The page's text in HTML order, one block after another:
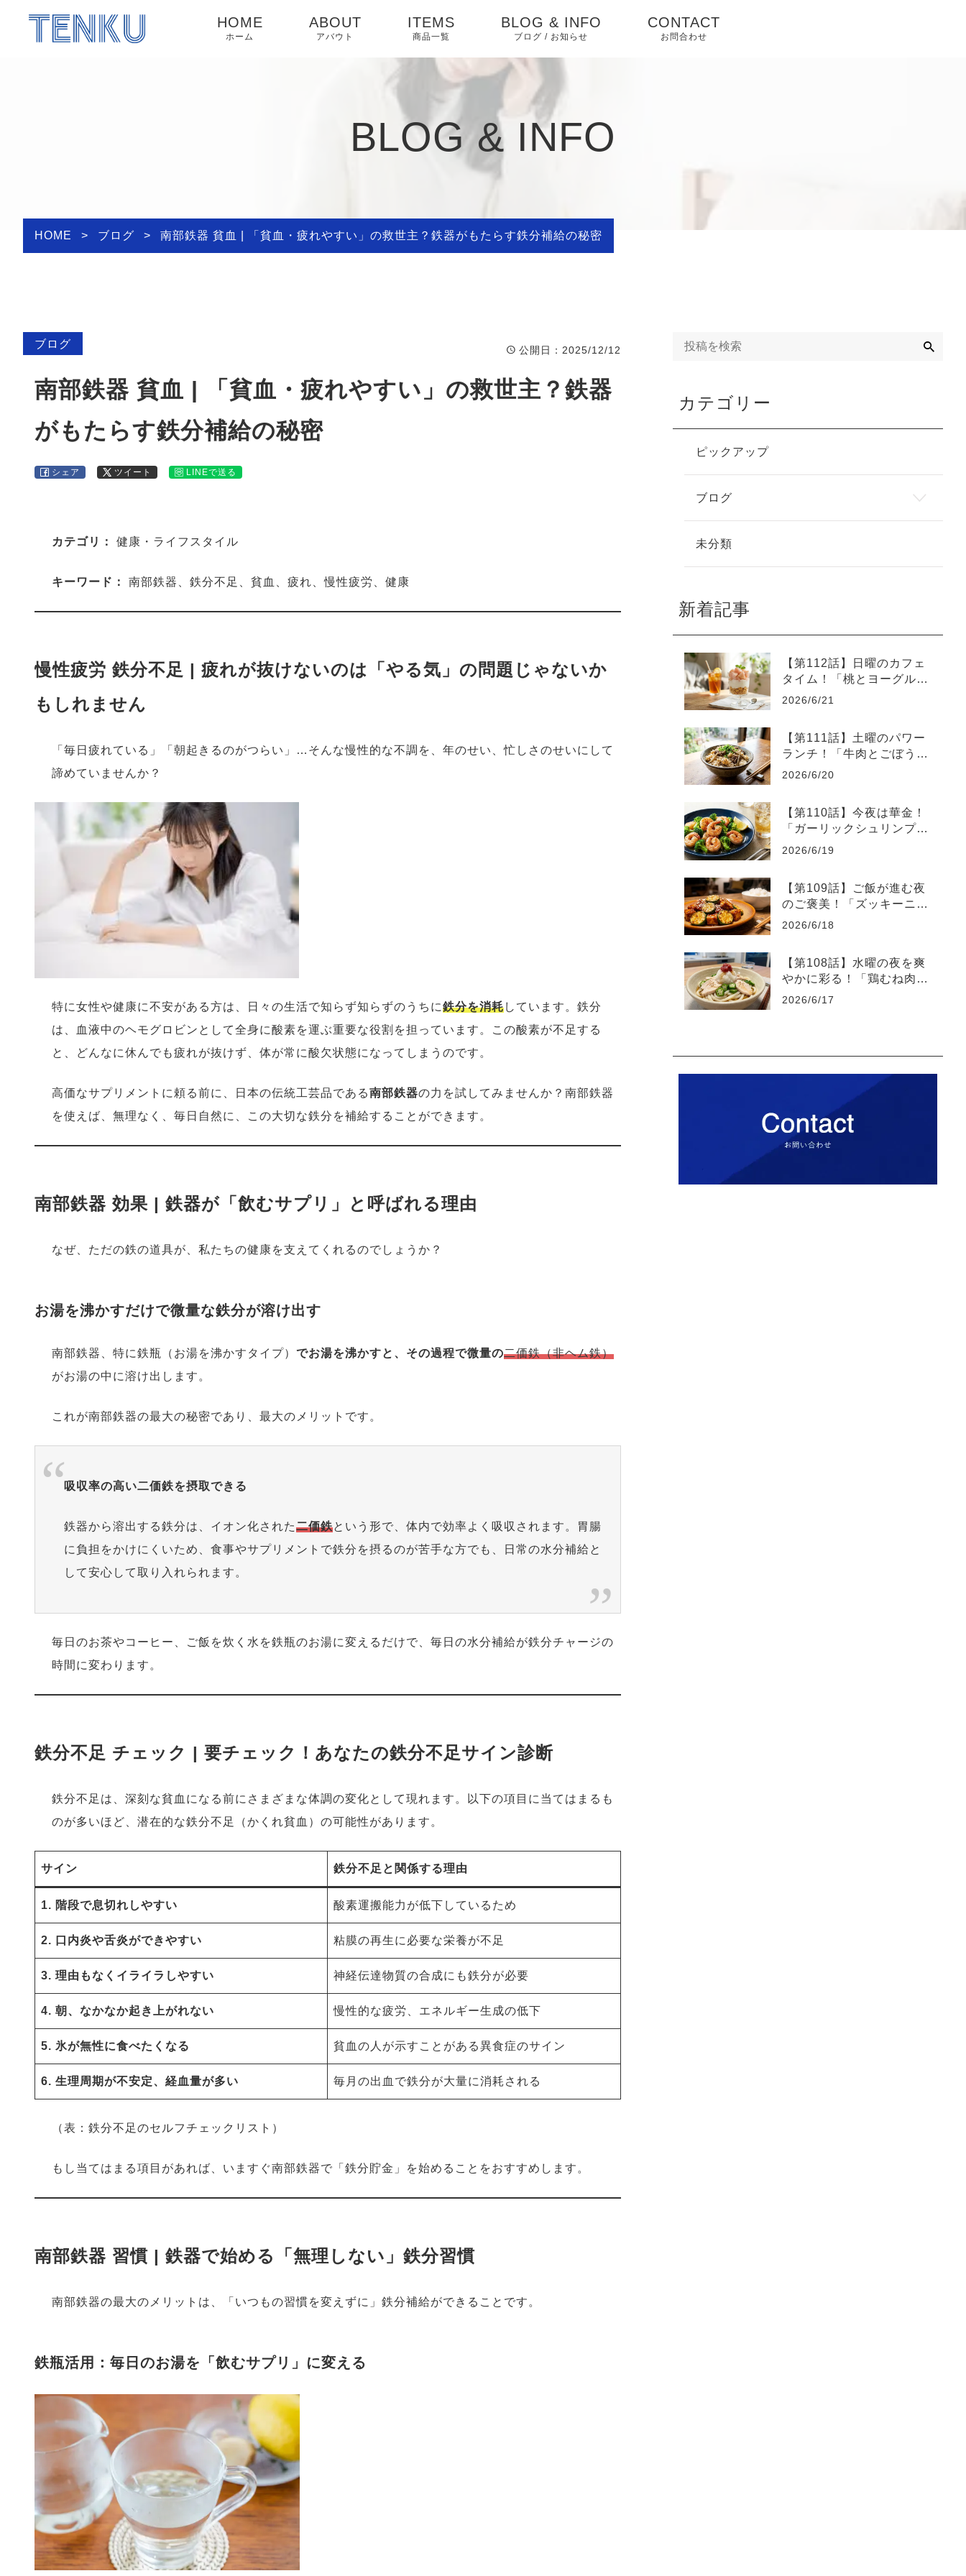
HOME
ホーム
ABOUT
アバウト
ITEMS
商品一覧
BLOG & INFO
ブログ / お知らせ
お知らせ
CONTACT
お問合わせ
BLOG & INFO
HOME > ブログ > 南部鉄器 貧血 | 「貧血・疲れやすい」の救世主？鉄器がもたらす鉄分補給の秘密
ブログ
公開日 ：2025/12/12
南部鉄器 貧血 | 「貧血・疲れやすい」の救世主？鉄器
がもたらす鉄分補給の秘密
シェア ツイート LINEで送る
カテゴリ： 健康・ライフスタイル
キーワード： 南部鉄器、鉄分不足、貧血、疲れ、慢性疲労、健康
慢性疲労 鉄分不足 | 疲れが抜けないのは「やる気」の問題じゃないか
もしれません
「毎日疲れている」「朝起きるのがつらい」…そんな慢性的な不調を、年のせい、忙しさのせいにして
諦めていませんか？
特に女性や健康に不安がある方は、日々の生活で知らず知らずのうちに鉄分を消耗しています。鉄分
は、血液中のヘモグロビンとして全身に酸素を運ぶ重要な役割を担っています。この酸素が不足する
と、どんなに休んでも疲れが抜けず、体が常に酸欠状態になってしまうのです。
高価なサプリメントに頼る前に、日本の伝統工芸品である南部鉄器の力を試してみませんか？南部鉄器
を使えば、無理なく、毎日自然に、この大切な鉄分を補給することができます。
南部鉄器 効果 | 鉄器が「飲むサプリ」と呼ばれる理由
なぜ、ただの鉄の道具が、私たちの健康を支えてくれるのでしょうか？
お湯を沸かすだけで微量な鉄分が溶け出す
南部鉄器、特に鉄瓶（お湯を沸かすタイプ） でお湯を沸かすと、その過程で微量の二価鉄（非ヘム鉄）
がお湯の中に溶け出します。
これが南部鉄器の最大の秘密であり、最大のメリットです。
吸収率の高い二価鉄を摂取できる
鉄器から溶出する鉄分は、イオン化された二価鉄という形で、体内で効率よく吸収されます。胃腸
に負担をかけにくいため、食事やサプリメントで鉄分を摂るのが苦手な方でも、日常の水分補給と
して安心して取り入れられます。
毎日のお茶やコーヒー、ご飯を炊く水を鉄瓶のお湯に変えるだけで、毎日の水分補給が鉄分チャージの
時間に変わります。
鉄分不足 チェック | 要チェック！あなたの鉄分不足サイン診断
鉄分不足は、深刻な貧血になる前にさまざまな体調の変化として現れます。以下の項目に当てはまるも
のが多いほど、潜在的な鉄分不足（かくれ貧血）の可能性があります。
サイン 鉄分不足と関係する理由
1. 階段で息切れしやすい 酸素運搬能力が低下しているため
2. 口内炎や舌炎ができやすい 粘膜の再生に必要な栄養が不足
3. 理由もなくイライラしやすい 神経伝達物質の合成にも鉄分が必要
4. 朝、なかなか起き上がれない 慢性的な疲労、エネルギー生成の低下
5. 氷が無性に食べたくなる 貧血の人が示すことがある異食症のサイン
6. 生理周期が不安定、経血量が多い 毎月の出血で鉄分が大量に消耗される
（表：鉄分不足のセルフチェックリスト）
もし当てはまる項目があれば、いますぐ南部鉄器で「鉄分貯金」を始めることをおすすめします。
南部鉄器 習慣 | 鉄器で始める「無理しない」鉄分習慣
南部鉄器の最大のメリットは、「いつもの習慣を変えずに」鉄分補給ができることです。
鉄瓶活用：毎日のお湯を「飲むサプリ」に変える
カテゴリー
ピックアップ
ブログ
未分類
新着記事
【第112話】日曜のカフェ
タイム！「桃とヨーグルト
の爽やかグラスデザート」
2026/6/21
【第111話】土曜のパワー
ランチ！「牛肉とごぼうの
スタミナ炊き込みご飯」
2026/6/20
【第110話】今夜は華金！
「ガーリックシュリンプと
ブロッコリーのレモン炒
2026/6/19
【第109話】ご飯が進む夜
のご褒美！「ズッキーニと
厚揚げのピリ辛味噌炒め」
2026/6/18
【第108話】水曜の夜を爽
やかに彩る！「鶏むね肉と
オクラの梅おろしうどん」
2026/6/17